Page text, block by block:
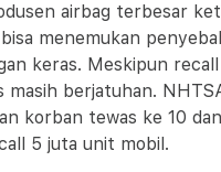
airbag terbesar
menemukan
keras. Meskipun
masih berjatuhan.
korban tewas ke 10
5 juta unit mobil.